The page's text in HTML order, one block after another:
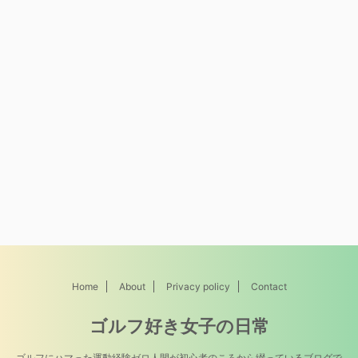
Home About Privacy policy Contact
ゴルフ好き女子の日常